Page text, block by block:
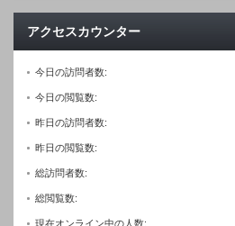
アクセスカウンター
今日の訪問者数:
今日の閲覧数:
昨日の訪問者数:
昨日の閲覧数:
総訪問者数:
総閲覧数:
現在オンライン中の人数: